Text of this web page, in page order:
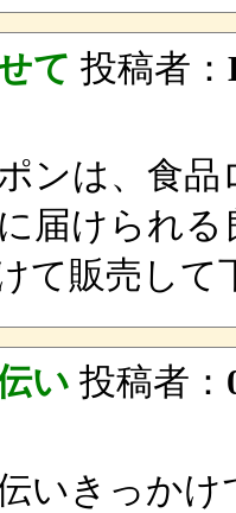
て 投稿者：
ンは、食
届けられ
て販売して
い 投稿者：
いきっかけ